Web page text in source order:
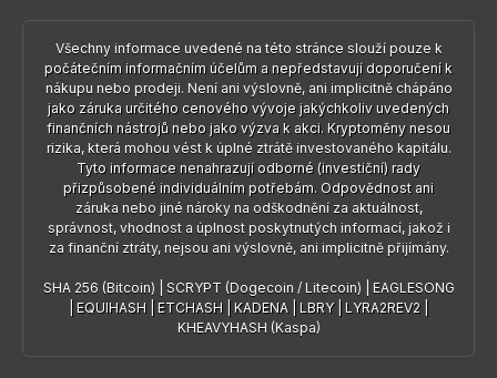
Všechny informace uvedené na této stránce slouží pouze k
počátečním informačním účelům a nepředstavují doporučení k
nákupu nebo prodeji. Není ani výslovně, ani implicitně chápáno
jako záruka určitého cenového vývoje jakýchkoliv uvedených
finančních nástrojů nebo jako výzva k akci. Kryptoměny nesou
rizika, která mohou vést k úplné ztrátě investovaného kapitálu.
Tyto informace nenahrazují odborné (investiční) rady
přizpůsobené individuálním potřebám. Odpovědnost ani
záruka nebo jiné nároky na odškodnění za aktuálnost,
správnost, vhodnost a úplnost poskytnutých informací, jakož i
za finanční ztráty, nejsou ani výslovně, ani implicitně přijímány.
SHA 256 (Bitcoin) SCRYPT (Dogecoin / Litecoin)
EAGLESONG
EQUIHASH ETCHASH KADENA LBRY| LYRA2REV2
KHEAVYHASH (Kaspa)